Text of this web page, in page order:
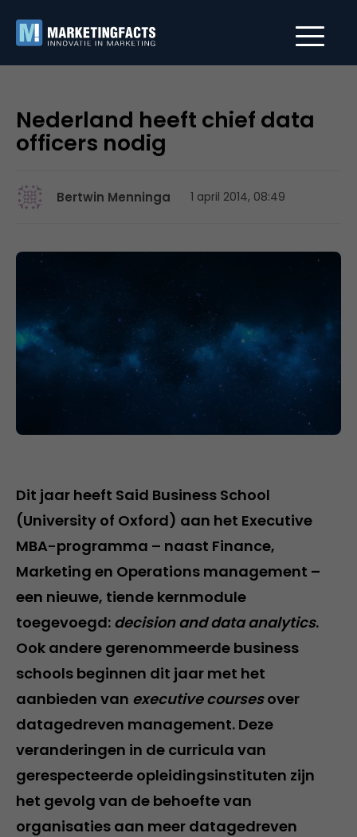
Nederland heeft chief data
officers nodig
Bertwin Menninga 1 april 2014, 08:49
Dit jaar heeft Said Business School
(University of Oxford) aan het Executive
MBA-programma – naast Finance,
Marketing en Operations management –
een nieuwe, tiende kernmodule
toegevoegd: decision and data analytics.
Ook andere gerenommeerde business
schools beginnen dit jaar met het
aanbieden van executive coursesover
datagedreven management. Deze
veranderingen in de curricula van
gerespecteerde opleidingsinstituten zijn
het gevolg van de behoefte van
organisaties aan meer datagedreven